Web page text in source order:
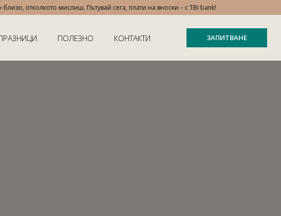
отколкото мислиш. Пътувай сега, плати на вноски – с TBI bank!
ПОЛЕЗНО КОНТАКТИ ЗАПИТВАНЕ